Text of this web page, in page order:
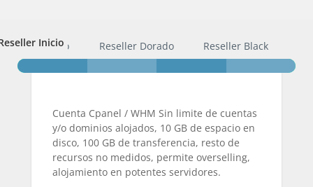
Inicio
Reseller Inicio Reseller Dorado Reseller Black
Cuenta Cpanel / WHM Sin limite de cuentas
y/o dominios alojados, 10 GB de espacio en
disco, 100 GB de transferencia, resto de
recursos no medidos, permite overselling,
alojamiento en potentes servidores.